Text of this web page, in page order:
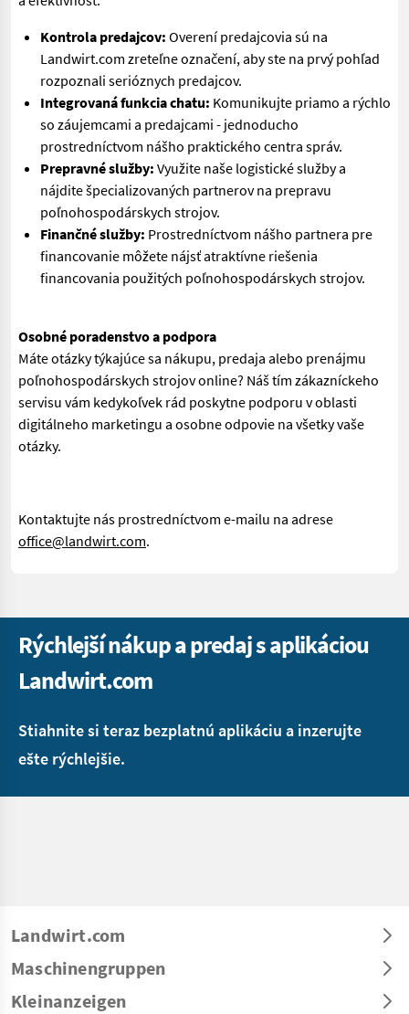
Kontrola predajcov: Overení predajcovia sú na
Landwirt.com zreteľne označení, aby ste na prvý pohľad
rozpoznali serióznych predajcov.
Integrovaná funkcia chatu: Komunikujte priamo a rýchlo
so záujemcami a predajcami - jednoducho
prostredníctvom nášho praktického centra správ.
Prepravné služby: Využite naše logistické služby a
nájdite špecializovaných partnerov na prepravu
poľnohospodárskych strojov.
Finančné služby: Prostredníctvom nášho partnera pre
financovanie môžete nájsť atraktívne riešenia
financovania použitých poľnohospodárskych strojov.
Osobné poradenstvo a podpora
Máte otázky týkajúce sa nákupu, predaja alebo prenájmu
poľnohospodárskych strojov online? Náš tím zákazníckeho
servisu vám kedykoľvek rád poskytne podporu v oblasti
digitálneho marketingu a osobne odpovie na všetky vaše
otázky.
Kontaktujte nás prostredníctvom e-mailu na adrese
office@landwirt.com.
Rýchlejší nákup a predaj s aplikáciou
Landwirt.com
Stiahnite si teraz bezplatnú aplikáciu a inzerujte
ešte rýchlejšie.
Landwirt.com
Maschinengruppen
Kleinanzeigen